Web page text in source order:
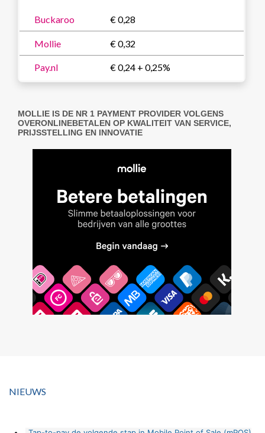
Buckaroo € 0,28
Mollie € 0,32
Pay.nl € 0,24 + 0,25%
MOLLIE IS DE NR 1 PAYMENT PROVIDER VOLGENS
OVERONLINEBETALEN OP KWALITEIT VAN SERVICE,
PRIJSSTELLING EN INNOVATIE
NIEUWS